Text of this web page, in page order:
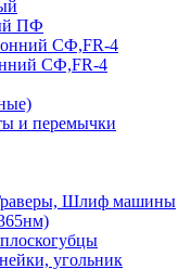
ПФ
CФ,FR-4
СФ,FR-4
и перемычки
Шлиф машины
угольник